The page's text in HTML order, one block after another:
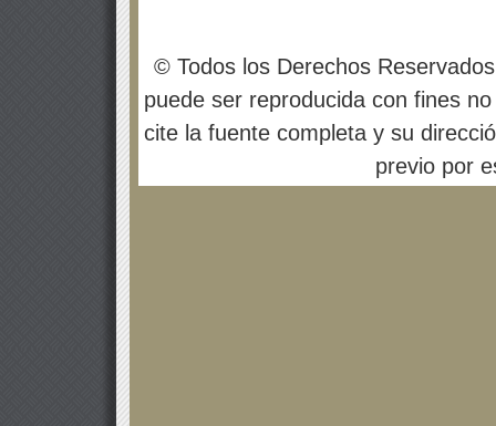
© Todos los Derechos
puede ser reproducida con fines
cite la fuente completa y su
previo por